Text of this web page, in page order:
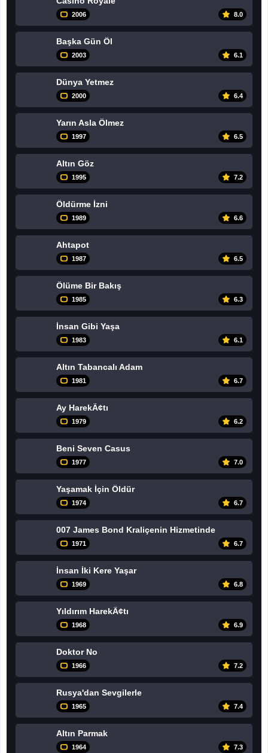
2006 8.0
Başka Gün Öl
2003 6.1
Dünya Yetmez
2000 6.4
Yarın Asla Ölmez
1997 6.5
Altın Göz
1995 7.2
Öldürme İzni
1989 6.6
Ahtapot
1987 6.5
Ölüme Bir Bakış
1985 6.3
İnsan Gibi Yaşa
1983 6.1
Altın Tabancalı Adam
1981 6.7
Ay HarekÃ¢tı
1979 6.2
Beni Seven Casus
1977 7.0
Yaşamak İçin Öldür
1974 6.7
007 James Bond Kraliçenin Hizmetinde
1971 6.7
İnsan İki Kere Yaşar
1969 6.8
Yıldırım HarekÃ¢tı
1968 6.9
Doktor No
1966 7.2
Rusya'dan Sevgilerle
1965 7.4
Altın Parmak
1964 7.3